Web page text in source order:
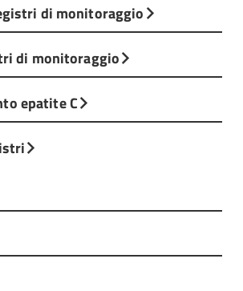
di monitoraggio
di monitoraggio
epatite C